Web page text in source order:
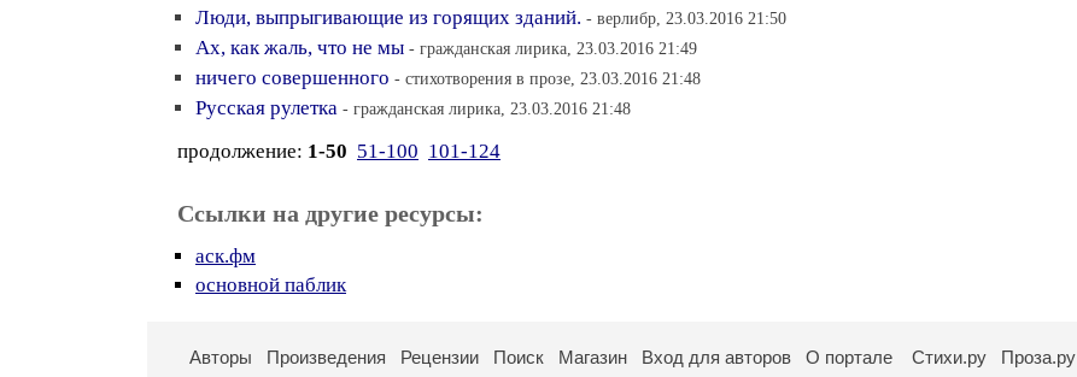
Люди, выпрыгивающие из горящих зданий. - верлибр, 23.03.2016 21:50
Ах, как жаль, что не мы - гражданская лирика, 23.03.2016 21:49
ничего совершенного - cтихотворения в прозе, 23.03.2016 21:48
Русская рулетка - гражданская лирика, 23.03.2016 21:48
продолжение: 1-50 51-100 101-124
Ссылки на другие ресурсы:
аск.фм
основной паблик
Авторы Произведения Рецензии Поиск Магазин Вход для авторов О портале Стихи.ру Проза.ру